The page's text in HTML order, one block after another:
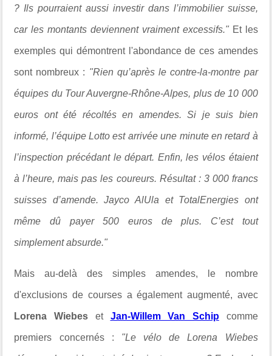
? Ils pourraient aussi investir dans l’immobilier suisse,
car les montants deviennent vraiment excessifs."Et les
exemples qui démontrent l'abondance de ces amendes
sont nombreux : "Rien qu’après le contre-la-montre par
équipes du Tour Auvergne-Rhône-Alpes, plus de 10 000
euros ont été récoltés en amendes. Si je suis bien
informé, l’équipe Lotto est arrivée une minute en retard à
l’inspection précédant le départ. Enfin, les vélos étaient
à l’heure, mais pas les coureurs. Résultat : 3 000 francs
suisses d’amende. Jayco AlUla et TotalEnergies ont
même dû payer 500 euros de plus. C’est tout
simplement absurde."
Mais au-delà des simples amendes, le nombre
d'exclusions de courses a également augmenté, avec
Lorena Wiebes et Jan-Willem Van Schip comme
premiers concernés : "Le vélo de Lorena Wiebes